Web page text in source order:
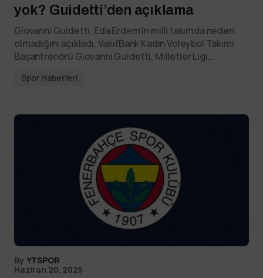
yok? Guidetti’den açıklama
Giovanni Guidetti, Eda Erdem’in milli takımda neden
olmadığını açıkladı. VakıfBank Kadın Voleybol Takımı
Başantrenörü Giovanni Guidetti, Milletler Ligi…
Spor Haberleri
By YTSPOR
Haziran 20, 2025